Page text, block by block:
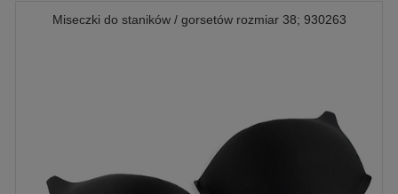
Miseczki do staników / gorsetów rozmiar 38; 930263